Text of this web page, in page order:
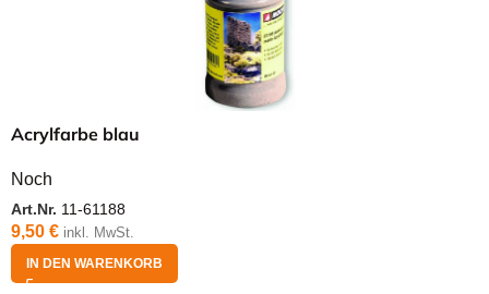
Acrylfarbe blau
Noch
Art.Nr. 11-61188
9,50 € inkl. MwSt.
IN DEN WARENKORB